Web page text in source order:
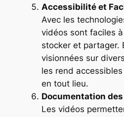
Accessibilité et
Avec les
vidéos sont faciles
stocker et partager.
visionnées sur
les rend
en tout lieu.
Documentation
Les vidéos